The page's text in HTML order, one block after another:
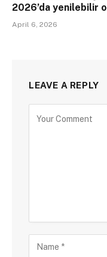
2026’da yenilebilir
April 6, 2026
LEAVE A REPLY